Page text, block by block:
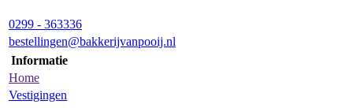
0299 - 363336
bestellingen@bakkerijvanpooij.nl
Informatie
Home
Vestigingen